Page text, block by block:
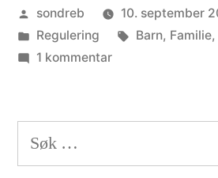
Publisert
av
sondreb
10. september
Publisert
i
Regulering Stikkord:
Barn, Familie,
1 kommentartil
Søk
etter: